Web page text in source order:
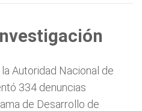
Autoridad Nacional de
334 denuncias
de Desarrollo de